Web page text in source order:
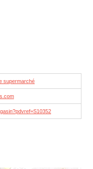
supermarché